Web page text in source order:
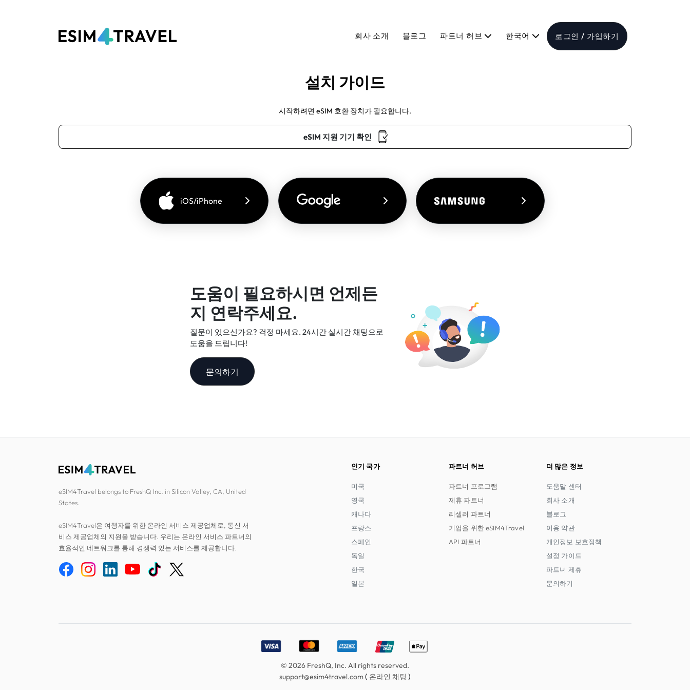
회사 소개 블로그 파트너 허브 한국어 로그인 / 가입하기
설치 가이드
시작하려면 eSIM 호환 장치가 필요합니다.
eSIM 지원 기기 확인
iOS/iPhone
도움이 필요하시면 언제든
지 연락주세요.
질문이 있으신가요? 걱정 마세요. 24시간 실시간 채팅으로
도움을 드립니다!
문의하기
eSIM4Travel belongs to FreshQ Inc. in Silicon Valley, CA, United
States.
eSIM4Travel은 여행자를 위한 온라인 서비스 제공업체로, 통신 서
비스 제공업체의 지원을 받습니다. 우리는 온라인 서비스 파트너의
효율적인 네트워크를 통해 경쟁력 있는 서비스를 제공합니다.
인기 국가
미국
영국
캐나다
프랑스
스페인
독일
한국
일본
파트너 허브
파트너 프로그램
제휴 파트너
리셀러 파트너
기업을 위한 eSIM4Travel
API 파트너
더 많은 정보
도움말 센터
회사 소개
블로그
이용 약관
개인정보 보호정책
설정 가이드
파트너 제휴
문의하기
Accepted payment methods: Visa, MasterCard, American Express, Discover, UnionPay, Apple Pay
© 2026 FreshQ, Inc. All rights reserved.
support@esim4travel.com( 온라인 채팅 )